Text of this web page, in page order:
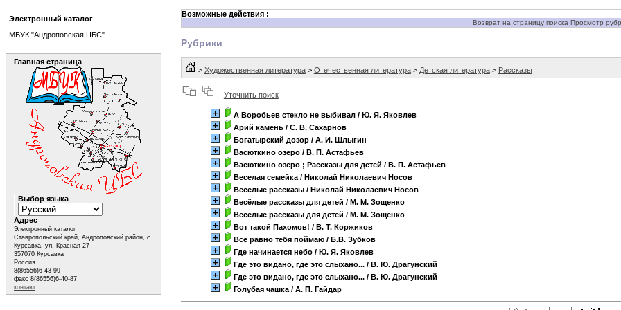
Возможные действия :
Возврат на страницу поиска Просмотр
Рубрики
> Художественная литература> Отечественная литература> Детская литература> Рассказы
Уточнить поиск
А Воробьев стекло не выбивал/ Ю. Я. Яковлев
Арий камень/ С. В. Сахарнов
Богатырский дозор/ А. И. Шлыгин
Васюткино озеро/ В. П. Астафьев
Васюткино озеро ; Рассказы для детей / В. П. Астафьев
Веселая семейка/ Николай Николаевич Носов
Веселые рассказы/ Николай Николаевич Носов
Весёлые рассказы для детей / М. М. Зощенко
Весёлые рассказы для детей / М. М. Зощенко
Вот такой Пахомов! / В. Т. Коржиков
Всё равно тебя поймаю/ Б.В. Зубков
Где начинается небо/ Ю. Я. Яковлев
Где это видано, где это слыхано.../ В. Ю. Драгунский
Где это видано, где это слыхано.../ В. Ю. Драгунский
Голубая чашка/ А. П. Гайдар
Электронный каталог
МБУК "Андроповская ЦБС"
Главная страница
Выбор языка
Адрес
Электронный каталог
Ставропольский край, Андроповский район, с.
Курсавка, ул. Красная 27
357070 Курсавка
Россия
8(86556)6-43-99
факс 8(86556)6-40-87
контакт